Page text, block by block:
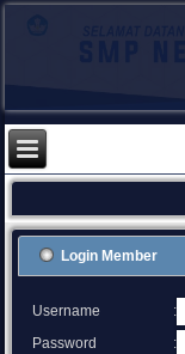
Login Member
Username
:
Password
: